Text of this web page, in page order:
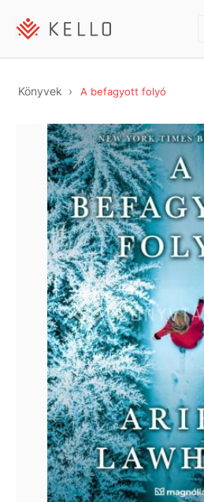
Könyvek A befagyott folyó